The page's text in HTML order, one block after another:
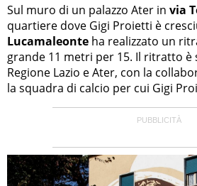
Sul muro di un palazzo Ater in via
quartiere dove Gigi Proietti è
Lucamaleonte ha realizzato un
grande 11 metri per 15. Il ritratto è
Regione Lazio e Ater, con la
la squadra di calcio per cui Gigi